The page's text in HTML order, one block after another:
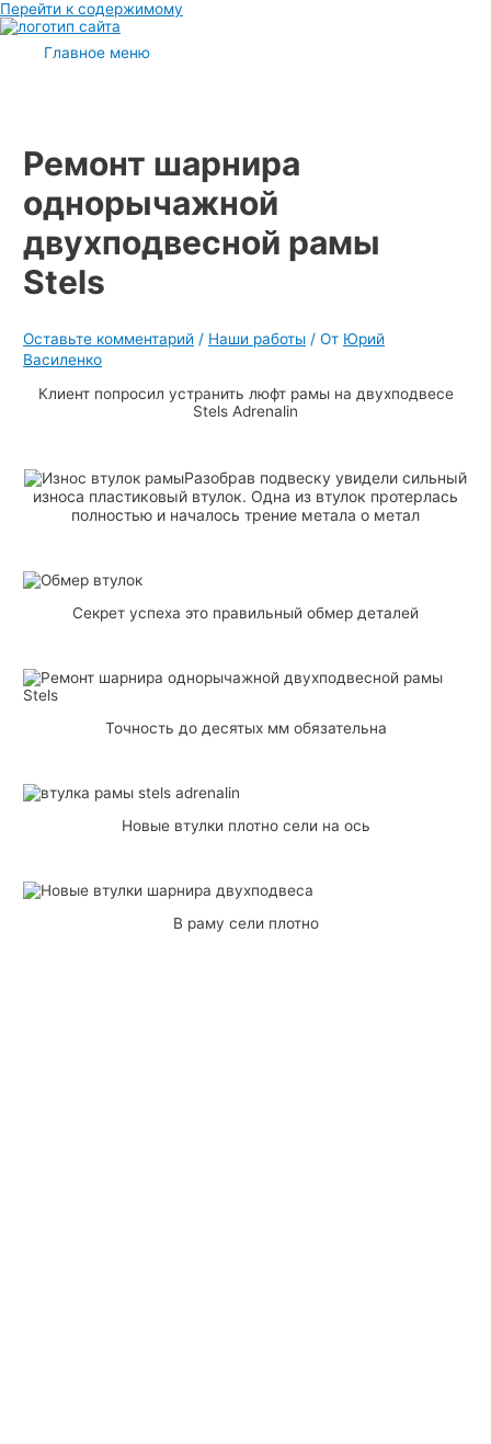
Перейти к содержимому
Главное меню
Ремонт шарнира
однорычажной
двухподвесной рамы
Stels
Оставьте комментарий / Наши работы / От Юрий
Василенко
Клиент попросил устранить люфт рамы на двухподвесе
Stels Adrenalin
Разобрав подвеску увидели сильный
износа пластиковый втулок. Одна из втулок протерлась
полностью и началось трение метала о метал
Секрет успеха это правильный обмер деталей
Точность до десятых мм обязательна
Новые втулки плотно сели на ось
В раму сели плотно